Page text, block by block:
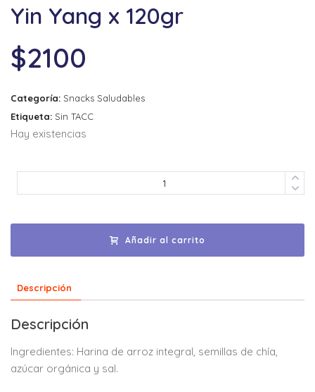
Yin Yang x 120gr
$2100
Categoría: Snacks Saludables
Etiqueta: Sin TACC
Hay existencias
Añadir al carrito
Descripción
Descripción
Ingredientes: Harina de arroz integral, semillas de chía,
azúcar orgánica y sal.